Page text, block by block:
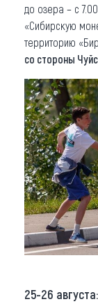
до озера – с
«Сибирскую
территорию
со стороны
25-26 августа: